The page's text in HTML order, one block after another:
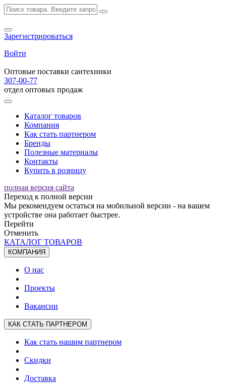
Зарегистрироваться
Войти
Оптовые поставки сантехники
307-00-77
отдел оптовых продаж
Каталог товаров
Компания
Как стать партнером
Бренды
Полезные материалы
Контакты
Купить в розницу
полная версия сайта
Переход к полной версии
Мы рекомендуем остаться на мобильной версии - на вашем
устройстве она работает быстрее.
Перейти
Отменить
КАТАЛОГ ТОВАРОВ
КОМПАНИЯ
О нас
Проекты
Вакансии
КАК СТАТЬ ПАРТНЕРОМ
Как стать нашим партнером
Скидки
Доставка